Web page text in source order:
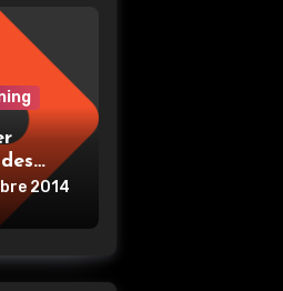
2014